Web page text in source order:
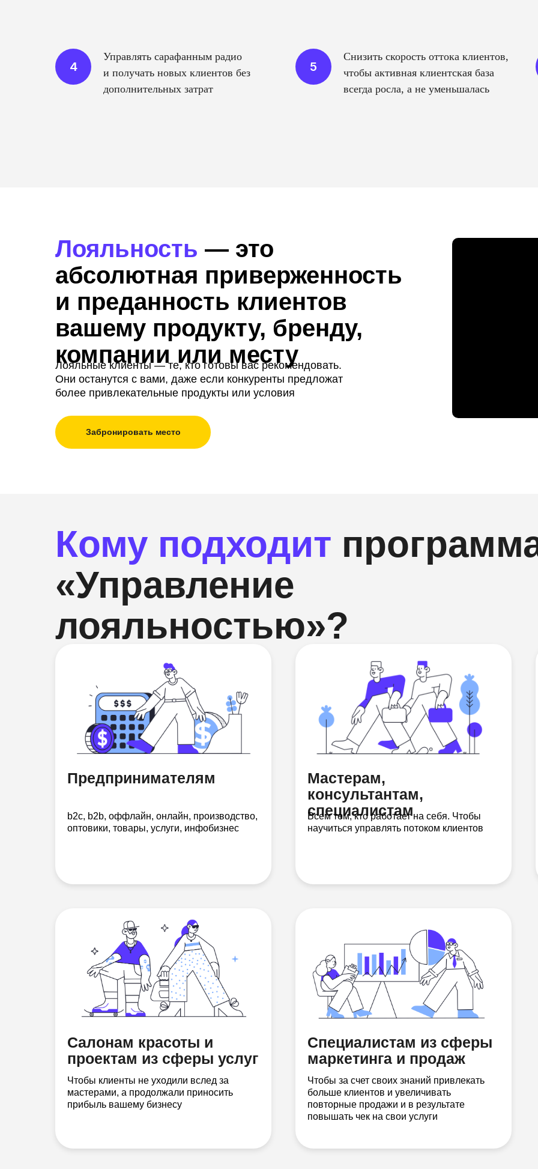
Управлять сарафанным радио
и получать новых клиентов без
дополнительных затрат
Снизить скорость оттока клиентов,
чтобы активная клиентская база
всегда росла, а не уменьшалась
Лояльность — это
абсолютная приверженность
и преданность клиентов
вашему продукту, бренду,
компании или месту
Лояльные клиенты — те, кто готовы вас рекомендовать.
Они останутся с вами, даже если конкуренты предложат
более привлекательные продукты или условия
Забронировать место
Кому подходит
«Управление
лояльностью»?
Предпринимателям
b2c, b2b, оффлайн, онлайн, производство,
оптовики, товары, услуги, инфобизнес
Мастерам,
консультантам,
специалистам
Всем тем, кто работает на себя. Чтобы
научиться управлять потоком клиентов
Салонам красоты и
проектам из сферы услуг
Чтобы клиенты не уходили вслед за
мастерами, а продолжали приносить
прибыль вашему бизнесу
Специалистам из сферы
маркетинга и продаж
Чтобы за счет своих знаний привлекать
больше клиентов и увеличивать
повторные продажи и в результате
повышать чек на свои услуги